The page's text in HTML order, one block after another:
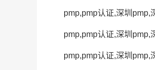
pmp,pmp认证,深圳pmp,
pmp,pmp认证,深圳pmp,
pmp,pmp认证,深圳pmp,